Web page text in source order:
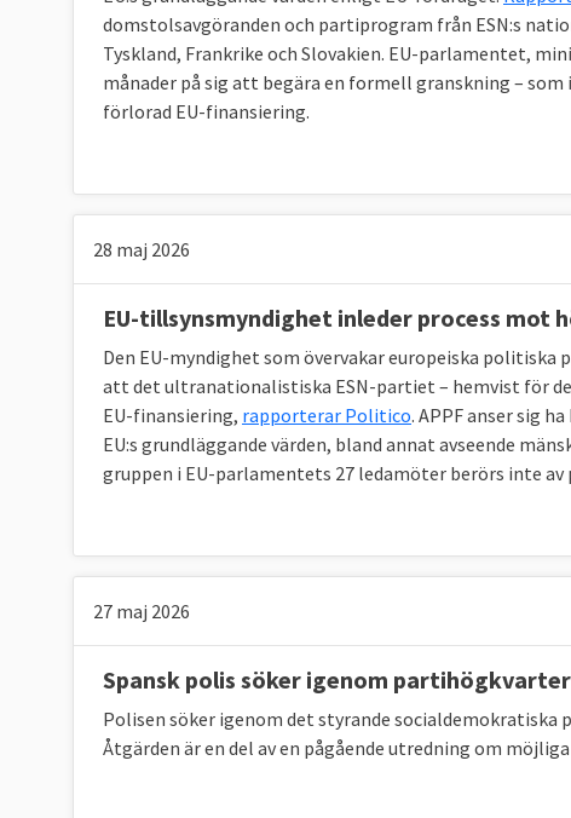
Läs mer
domstolsavgöranden och partiprogram från ESN:s
Tyskland, Frankrike och Slovakien. EU-parlamentet,
månader på sig att begära en formell granskning –
förlorad EU-finansiering.
28 maj 2026
EU-tillsynsmyndighet inleder process mot
Den EU-myndighet som övervakar europeiska
att det ultranationalistiska ESN-partiet – hemvist för
EU-finansiering, rapporterar Politico. APPF anser sig
EU:s grundläggande värden, bland annat avseende
gruppen i EU-parlamentets 27 ledamöter berörs inte av
27 maj 2026
Spansk polis söker igenom partihögkvarter
Polisen söker igenom det styrande socialdemokratiska
Åtgärden är en del av en pågående utredning om